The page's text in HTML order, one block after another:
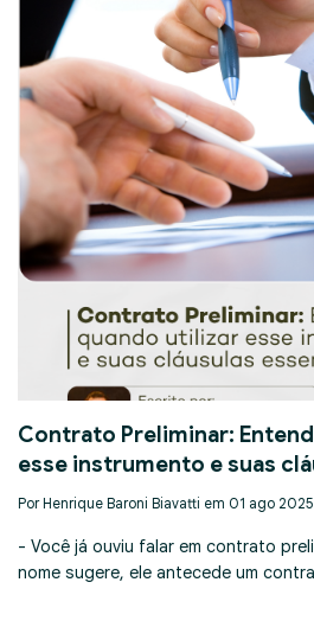
Contrato Preliminar:
esse instrumento e suas
Por Henrique Baroni Biavatti em 01 ago 2025
- Você já ouviu falar em contrato
nome sugere, ele antecede um